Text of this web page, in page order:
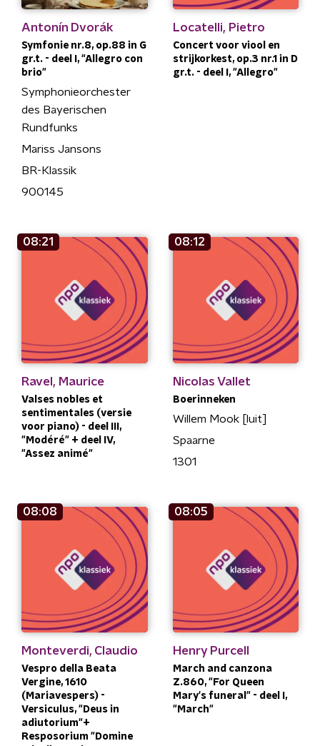
Antonín Dvorák
Symfonie nr.8, op.88 in G
gr.t. - deel I, "Allegro con
brio"
Symphonieorchester
des Bayerischen
Rundfunks
Mariss Jansons
BR-Klassik
900145
Locatelli, Pietro
Concert voor viool en
strijkorkest, op.3 nr.1 in D
gr.t. - deel I, "Allegro"
08:21
Ravel, Maurice
Valses nobles et
sentimentales (versie
voor piano) - deel III,
"Modéré" + deel IV,
"Assez animé"
08:12
Nicolas Vallet
Boerinneken
Willem Mook [luit]
Spaarne
1301
08:08
Monteverdi, Claudio
Vespro della Beata
Vergine, 1610
(Mariavespers) -
Versiculus, "Deus in
adiutorium"+
Resposorium "Domine
08:05
Henry Purcell
March and canzona
Z.860, "For Queen
Mary's funeral" - deel I,
"March"